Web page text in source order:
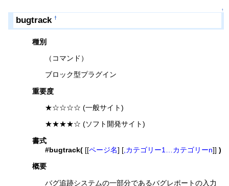
↑
bugtrack †
種別
（コマンド）
ブロック型プラグイン
重要度
★☆☆☆☆ (一般サイト)
★★★★☆ (ソフト開発サイト)
書式
#bugtrack( [[ページ名] [ ,カテゴリー1…カテゴリーn]])
概要
バグ追跡システムの一部分であるバグレポートの入力